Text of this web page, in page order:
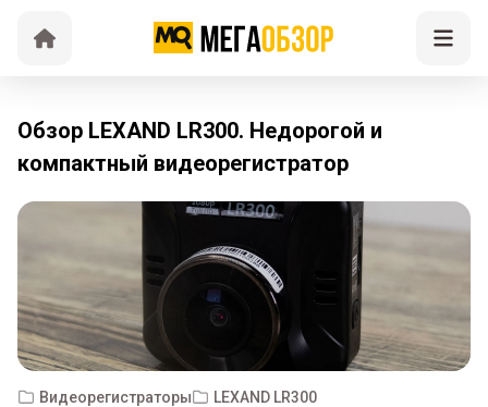
Обзор LEXAND LR300. Недорогой и
компактный видеорегистратор
Видеорегистраторы LEXAND LR300